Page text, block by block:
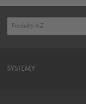
SYSTEMY